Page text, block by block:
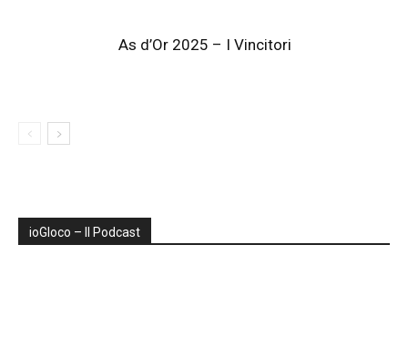
As d’Or 2025 – I Vincitori
ioGIoco – Il Podcast